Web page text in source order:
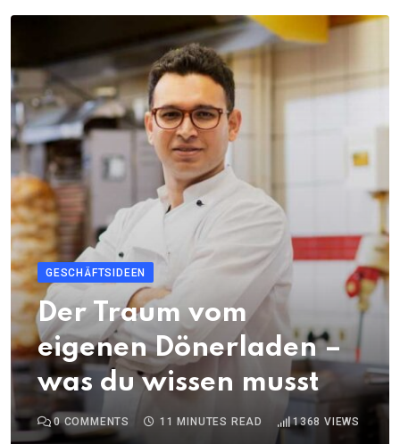
GESCHÄFTSIDEEN
Der Traum vom
eigenen Dönerladen –
was du wissen musst
0COMMENTS 11 MINUTES READ 1368 VIEWS